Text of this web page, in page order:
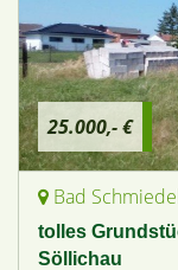
25.000,- €
Bad
tolles
Söllichau